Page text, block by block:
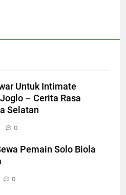
Untuk Intimate
– Cerita Rasa
Selatan
0
Pemain Solo Biola
0